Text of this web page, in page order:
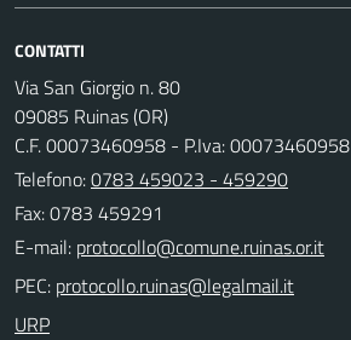
CONTATTI
Via San Giorgio n. 80
09085 Ruinas (OR)
C.F. 00073460958 - P.Iva: 00073460958
Telefono:0783 459023 - 459290
Fax: 0783 459291
E-mail:
PEC:
URP